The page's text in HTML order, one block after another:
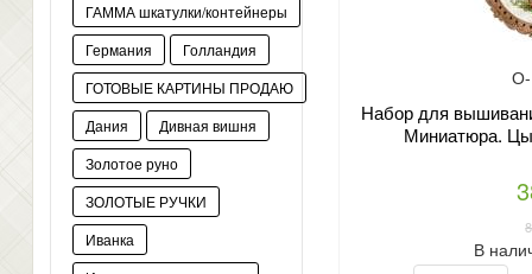
ГАММА шкатулки/контейнеры
Германия
Голландия
ГОТОВЫЕ КАРТИНЫ ПРОДАЮ
Дания
Дивная вишня
Золотое руно
ЗОЛОТЫЕ РУЧКИ
Иванка
Набор для
Миниатюра.
В